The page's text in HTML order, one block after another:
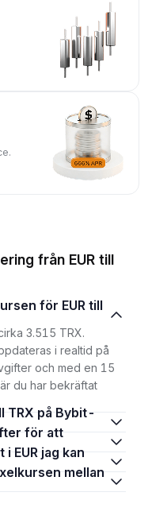
från EUR till
3.515 TRX.
i realtid på
och med en 15
du har bekräftat